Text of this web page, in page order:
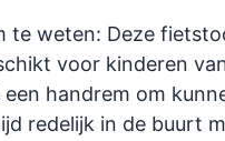
te weten: Deze
voor kinderen
handrem om
redelijk in de buurt